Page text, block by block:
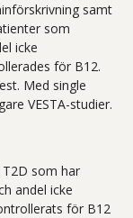
samt
som
icke
för B12.
Med single
VESTA-studier.
som har
andel icke
för B12